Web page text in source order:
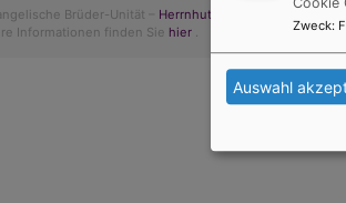
Brüder-Unität – Herrnhuter Brüdergemeine
Informationen finden Sie hier . Zweck:
Auswahl